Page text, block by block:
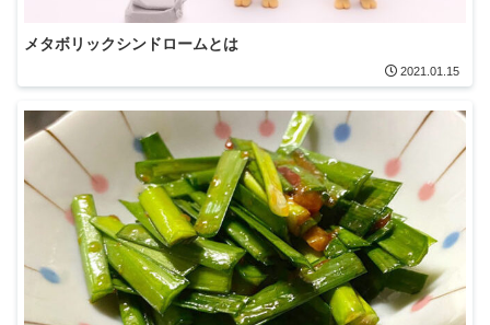
メタボリックシンドロームとは
2021.01.15